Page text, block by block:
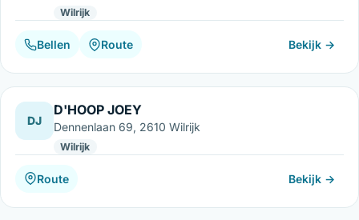
Wilrijk
Bellen Route Bekijk →
DJ
D'HOOP JOEY
Dennenlaan 69, 2610 Wilrijk
Wilrijk
Route Bekijk →